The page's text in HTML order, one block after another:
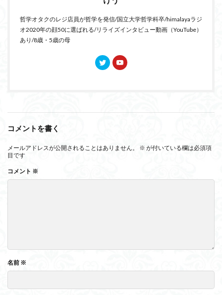
哲学オタクのレジ店員が哲学を発信/国立大学哲学科卒/himalayaラジ
オ2020年の顔50に選ばれる/リライズインタビュー動画（YouTube）
あり/8歳・5歳の母
コメントを書く
メールアドレスが公開されることはありません。 ※ が付いている欄は必須項
目です
コメント ※
名前 ※